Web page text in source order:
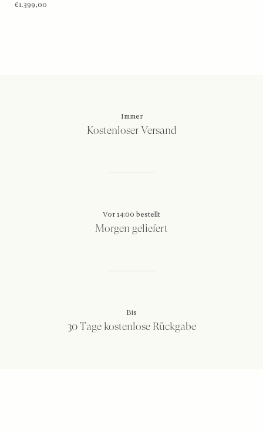
€1.399,00
Immer
Kostenloser Versand
Vor 14:00 bestellt
Morgen geliefert
Bis
30 Tage kostenlose Rückgabe